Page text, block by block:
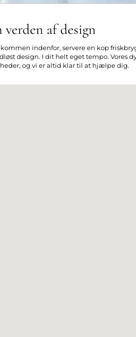
af design
indenfor, servere en kop
design. I dit helt eget tempo. Vores
og vi er altid klar til at hjælpe dig.